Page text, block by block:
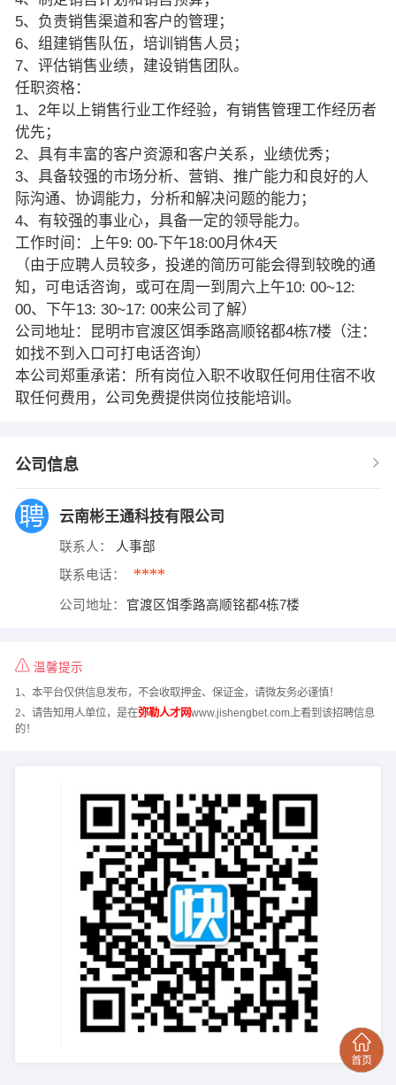
5、负责销售渠道和客户的管理；
6、组建销售队伍，培训销售人员；
7、评估销售业绩，建设销售团队。
任职资格：
1、2年以上销售行业工作经验，有销售管理工作经历者
优先；
2、具有丰富的客户资源和客户关系，业绩优秀；
3、具备较强的市场分析、营销、推广能力和良好的人
际沟通、协调能力，分析和解决问题的能力；
4、有较强的事业心，具备一定的领导能力。
工作时间：上午9: 00-下午18:00月休4天
（由于应聘人员较多，投递的简历可能会得到较晚的通
知，可电话咨询，或可在周一到周六上午10: 00~12:
00、下午13: 30~17: 00来公司了解）
公司地址：昆明市官渡区饵季路高顺铭都4栋7楼（注：
如找不到入口可打电话咨询）
本公司郑重承诺：所有岗位入职不收取任何用住宿不收
取任何费用，公司免费提供岗位技能培训。
公司信息
云南彬王通科技有限公司
联系人： 人事部
联系电话： ****
公司地址： 官渡区饵季路高顺铭都4栋7楼
温馨提示
1、本平台仅供信息发布，不会收取押金、保证金，请微友务必谨慎！
2、请告知用人单位，是在弥勒人才网www.jishengbet.com上看到该招聘信息
的！